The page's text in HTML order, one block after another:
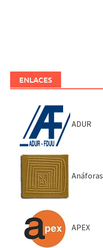
ENLACES
ADUR
Anáforas
APEX